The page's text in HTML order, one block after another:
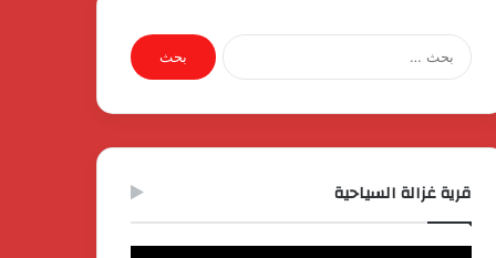
البحث
عن:
قرية غزالة السياحية